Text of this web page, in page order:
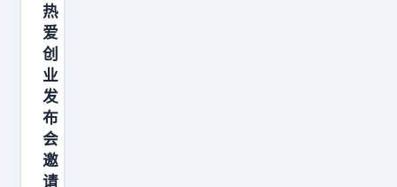
的
经
验
，
同
时
不
赚
了
多
少
钱
而
是
热
爱
创
业
发
布
会
邀
请